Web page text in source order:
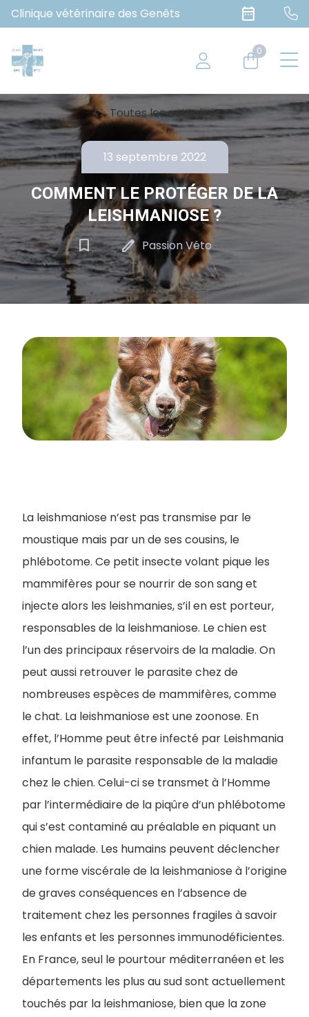
Clinique vétérinaire des Genêts date_range
0
chevron_left Toutes les actualités
13 septembre 2022
COMMENT LE PROTÉGER DE LA
LEISHMANIOSE ?
bookmark_border
edit Passion Véto
La leishmaniose n’est pas transmise par le
moustique mais par un de ses cousins, le
phlébotome. Ce petit insecte volant pique les
mammifères pour se nourrir de son sang et
injecte alors les leishmanies, s’il en est porteur,
responsables de la leishmaniose. Le chien est
l’un des principaux réservoirs de la maladie. On
peut aussi retrouver le parasite chez de
nombreuses espèces de mammifères, comme
le chat. La leishmaniose est une zoonose. En
effet, l’Homme peut être infecté par Leishmania
infantum le parasite responsable de la maladie
chez le chien. Celui-ci se transmet à l’Homme
par l’intermédiaire de la piqûre d’un phlébotome
qui s’est contaminé au préalable en piquant un
chien malade. Les humains peuvent déclencher
une forme viscérale de la leishmaniose à l’origine
de graves conséquences en l’absence de
traitement chez les personnes fragiles à savoir
les enfants et les personnes immunodéficientes.
En France, seul le pourtour méditerranéen et les
départements les plus au sud sont actuellement
touchés par la leishmaniose, bien que la zone